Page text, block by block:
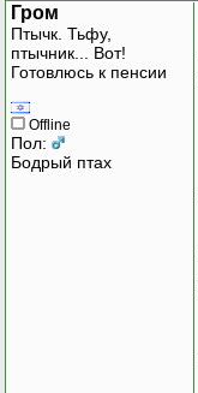
Гром
Птычк. Тьфу,
птычник... Вот!
Готовлюсь к пенсии
Offline
Пол:
Бодрый птах